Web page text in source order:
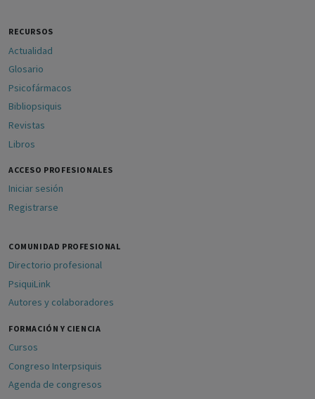
RECURSOS
Actualidad
Glosario
Psicofármacos
Bibliopsiquis
Revistas
Libros
ACCESO PROFESIONALES
Iniciar sesión
Registrarse
COMUNIDAD PROFESIONAL
Directorio profesional
PsiquiLink
Autores y colaboradores
FORMACIÓN Y CIENCIA
Cursos
Congreso Interpsiquis
Agenda de congresos